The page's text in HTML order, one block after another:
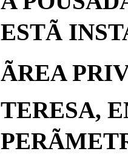
ESTÃ
ÃREA
TERESA,